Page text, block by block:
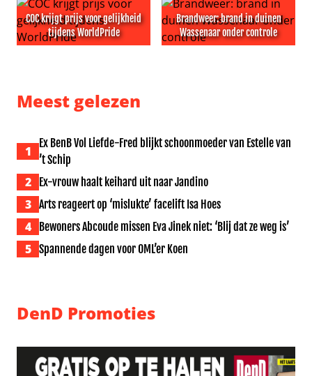
COC krijgt prijs voor gelijkheid
tijdens WorldPride
Brandweer: brand in duinen
Wassenaar onder controle
Meest gelezen
1
Ex BenB Vol Liefde-Fred blijkt schoonmoeder van Estelle van
’t Schip
2 Ex-vrouw haalt keihard uit naar Jandino
3 Arts reageert op ‘mislukte’ facelift Isa Hoes
4 Bewoners Abcoude missen Eva Jinek niet: ‘Blij dat ze weg is’
5 Spannende dagen voor OML’er Koen
DenD Promoties